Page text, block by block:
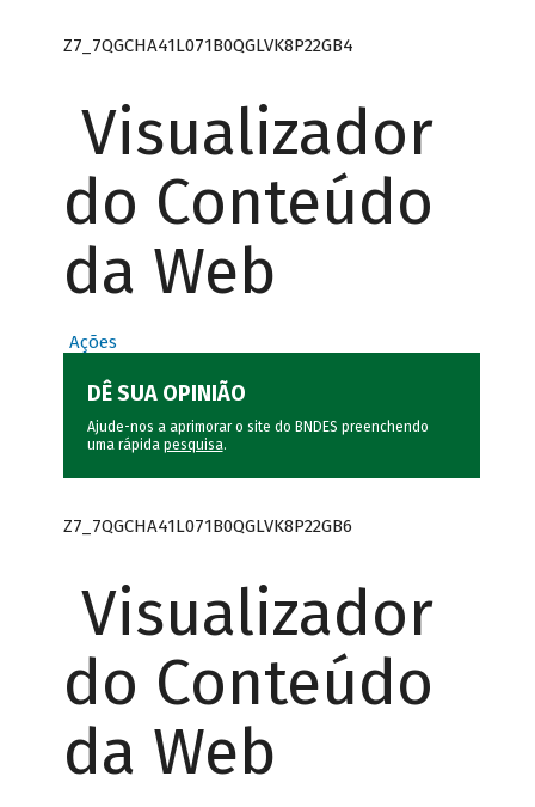
Z7_7QGCHA41L071B0QGLVK8P22GB4
Visualizador
do Conteúdo
da Web
Ações
DÊ SUA OPINIÃO
Ajude-nos a aprimorar o site do BNDES preenchendo
uma rápida pesquisa.
Z7_7QGCHA41L071B0QGLVK8P22GB6
Visualizador
do Conteúdo
da Web